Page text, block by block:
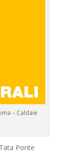
– Caldaie
Ponte